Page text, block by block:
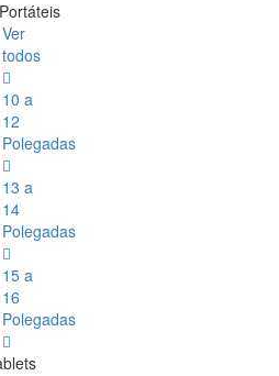
Portáteis
Ver
todos
10 a
12
Polegadas
13 a
14
Polegadas
15 a
16
Polegadas